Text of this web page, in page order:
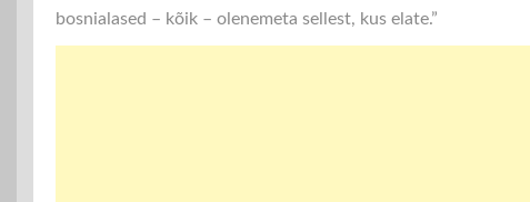
bosnialased – kõik – olenemeta sellest, kus elate.”